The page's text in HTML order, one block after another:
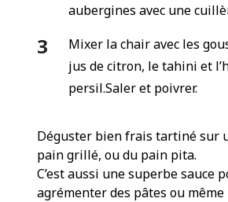
aubergines avec une
Mixer la chair avec les
jus de citron, le tahini et
persil.Saler et poivrer.
Déguster bien frais tartiné sur
pain grillé, ou du pain pita.
C’est aussi une superbe sauce
agrémenter des pâtes ou même